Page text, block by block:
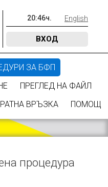
20:46ч. English
ВХОД
ЗА БФП
ПРЕГЛЕД НА ФАЙЛ
ВРЪЗКА ПОМОЩ
процедура